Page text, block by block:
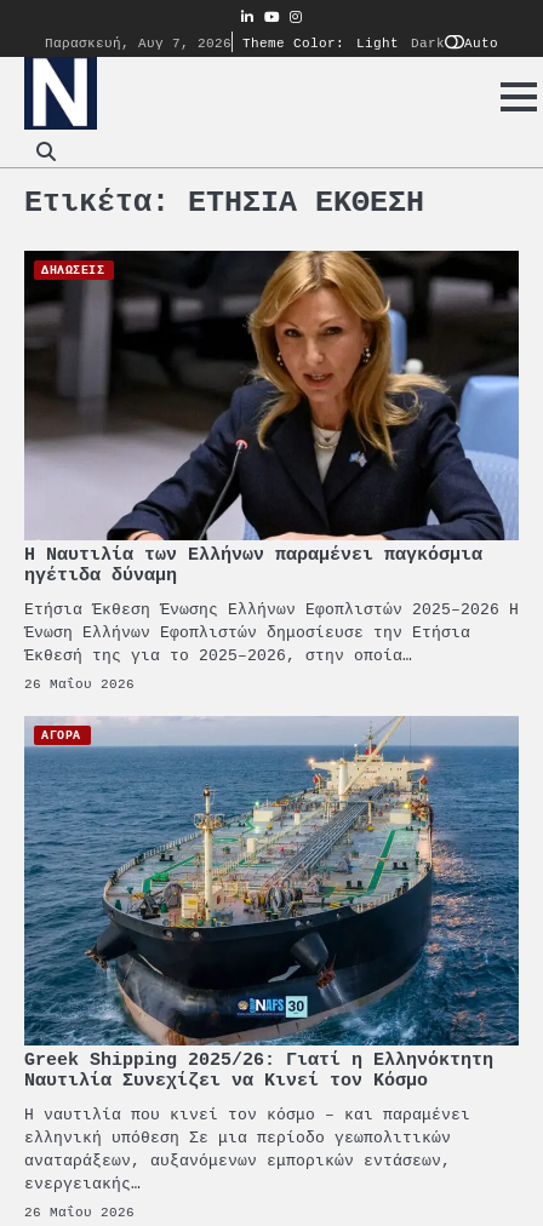
content
linkedin
youtube
instagram
Παρασκευή, Αυγ 7, 2026
Theme Color: Light Dark Auto
Ετικέτα: ΕΤΗΣΙΑ ΕΚΘΕΣΗ
ΔΗΛΩΣΕΙΣ
Η Ναυτιλία των Ελλήνων παραμένει παγκόσμια
ηγέτιδα δύναμη
Ετήσια Έκθεση Ένωσης Ελλήνων Εφοπλιστών 2025–2026 Η
Ένωση Ελλήνων Εφοπλιστών δημοσίευσε την Ετήσια
Έκθεσή της για το 2025–2026, στην οποία…
26 Μαΐου 2026
ΑΓΟΡΑ
Greek Shipping 2025/26: Γιατί η Ελληνόκτητη
Ναυτιλία Συνεχίζει να Κινεί τον Κόσμο
Η ναυτιλία που κινεί τον κόσμο – και παραμένει
ελληνική υπόθεση Σε μια περίοδο γεωπολιτικών
αναταράξεων, αυξανόμενων εμπορικών εντάσεων,
ενεργειακής…
26 Μαΐου 2026